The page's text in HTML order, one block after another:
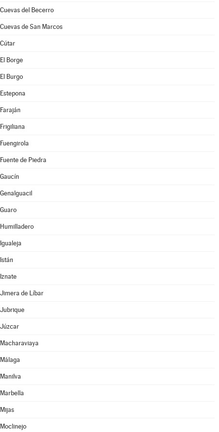
Cuevas del Becerro
Cuevas de San Marcos
Cútar
El Borge
El Burgo
Estepona
Faraján
Frigiliana
Fuengirola
Fuente de Piedra
Gaucín
Genalguacil
Guaro
Humilladero
Igualeja
Istán
Iznate
Jimera de Líbar
Jubrique
Júzcar
Macharaviaya
Málaga
Manilva
Marbella
Mijas
Moclinejo